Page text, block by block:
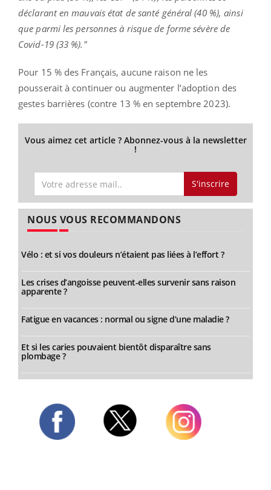
déclarant en mauvais état de santé général (40 %), ainsi
que parmi les personnes à risque de forme sévère de
Covid-19 (33 %)."
Pour 15 % des Français, aucune raison ne les
pousserait à continuer ou augmenter l’adoption des
gestes barrières (contre 13 % en septembre 2023).
Vous aimez cet article ? Abonnez-vous à la newsletter
!
S'inscrire
NOUS VOUS RECOMMANDONS
Vélo : et si vos douleurs n’étaient pas liées à l’effort ?
Les crises d’angoisse peuvent-elles survenir sans raison
apparente ?
Fatigue en vacances : normal ou signe d’une maladie ?
Et si les caries pouvaient bientôt disparaître sans
plombage ?